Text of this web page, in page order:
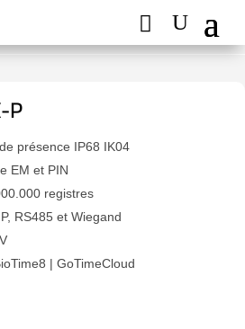
P
présence IP68 IK04
EM et PIN
registres
RS485 et Wiegand
| GoTimeCloud